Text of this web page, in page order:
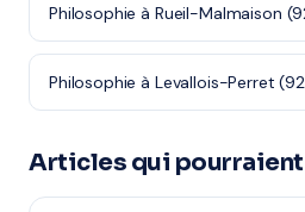
Philosophie à Rueil-Malmaison
Philosophie à Levallois-Perret
Articles qui